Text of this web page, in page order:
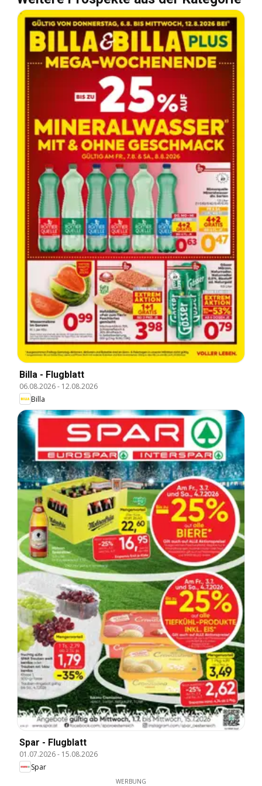
Billa - Flugblatt
06.08.2026- 12.08.2026
Billa
Spar - Flugblatt
01.07.2026- 15.08.2026
Spar
WERBUNG